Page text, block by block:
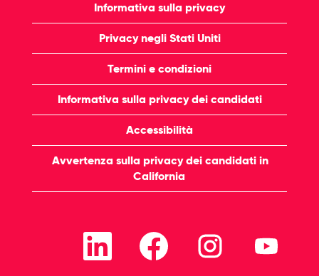
Informativa sulla privacy
Privacy negli Stati Uniti
Termini e condizioni
Informativa sulla privacy dei candidati
Accessibilità
Avvertenza sulla privacy dei candidati in
California
S
a
a
a
a